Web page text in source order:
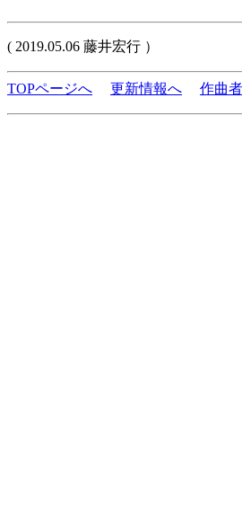
( 2019.05.06 藤井宏行 ）
TOPページへ 更新情報へ 作曲